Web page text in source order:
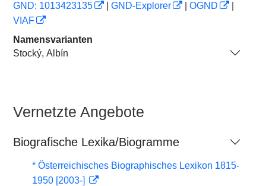
GND: 1013423135
GND-Explorer OGND
VIAF
Namensvarianten
Stocký, Albín
Vernetzte Angebote
Biografische Lexika/Biogramme
* Österreichisches Biographisches Lexikon 1815-
1950 [2003-]